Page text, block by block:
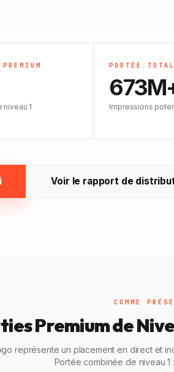
niveau 1
PORTÉE
Impressions
Voir le rapport de
COMME
Premium de
représente un placement en direct et
Portée combinée de niveau 1